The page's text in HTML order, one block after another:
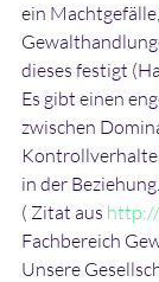
ein
dieses festigt
Es gibt einen
zwischen
in der Beziehung.
( Zitat aus
Fachbereich
Unsere